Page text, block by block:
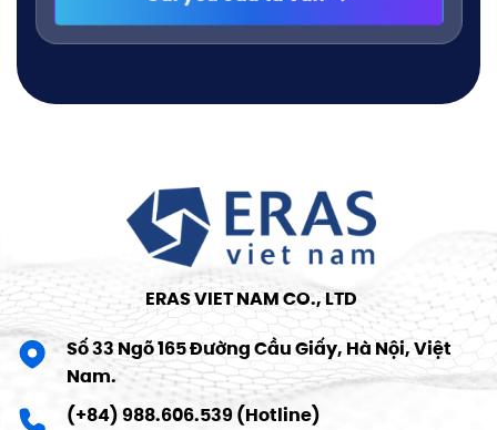
ERAS VIET NAM CO., LTD
Số 33 Ngõ 165 Đường Cầu Giấy, Hà Nội, Việt
Nam.
(+84) 988.606.539 (Hotline)